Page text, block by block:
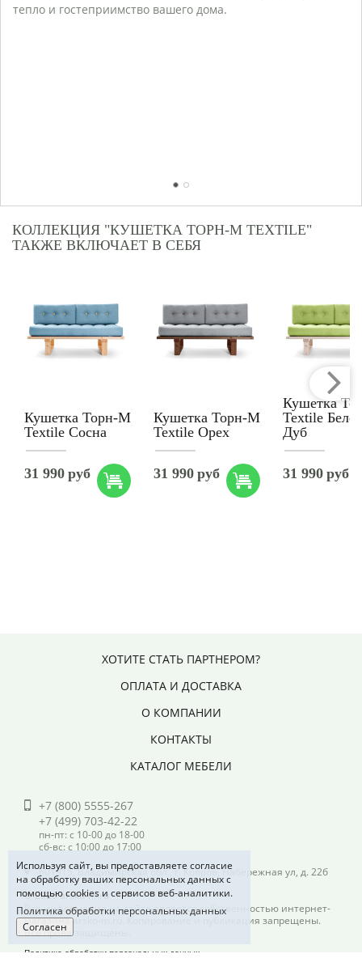
тепло и гостеприимство вашего дома.
1 2
КОЛЛЕКЦИЯ "КУШЕТКА ТОРН-М TEXTILE"
ТАКЖЕ ВКЛЮЧАЕТ В СЕБЯ
Кушетка Торн-М
Textile Сосна
31 990 руб
Кушетка Торн-М
Textile Орех
31 990 руб
Кушетка
Textile
Дуб
31 990 руб
ХОТИТЕ СТАТЬ ПАРТНЕРОМ?
ОПЛАТА И ДОСТАВКА
О КОМПАНИИ
КОНТАКТЫ
КАТАЛОГ МЕБЕЛИ
+7 (800) 5555-267
+7 (499) 703-42-22
пн-пт: с 10-00 до 18-00
сб-вс: с 10:00 до 17:00
601915, Владимирская обл., г. Ковров, Набережная ул, д. 22б
© 2026 arsko-m.ru
Вся информация на сайте является собственностью интернет-
магазина arsko-m.ru. Копирование и публикация запрещены.
Все права защищены.
Политика обработки персональных данных
Используя сайт, вы предоставляете согласие
на обработку ваших персональных данных с
помощью cookies и сервисов веб-аналитики.
Политика обработки персональных данных
Согласен